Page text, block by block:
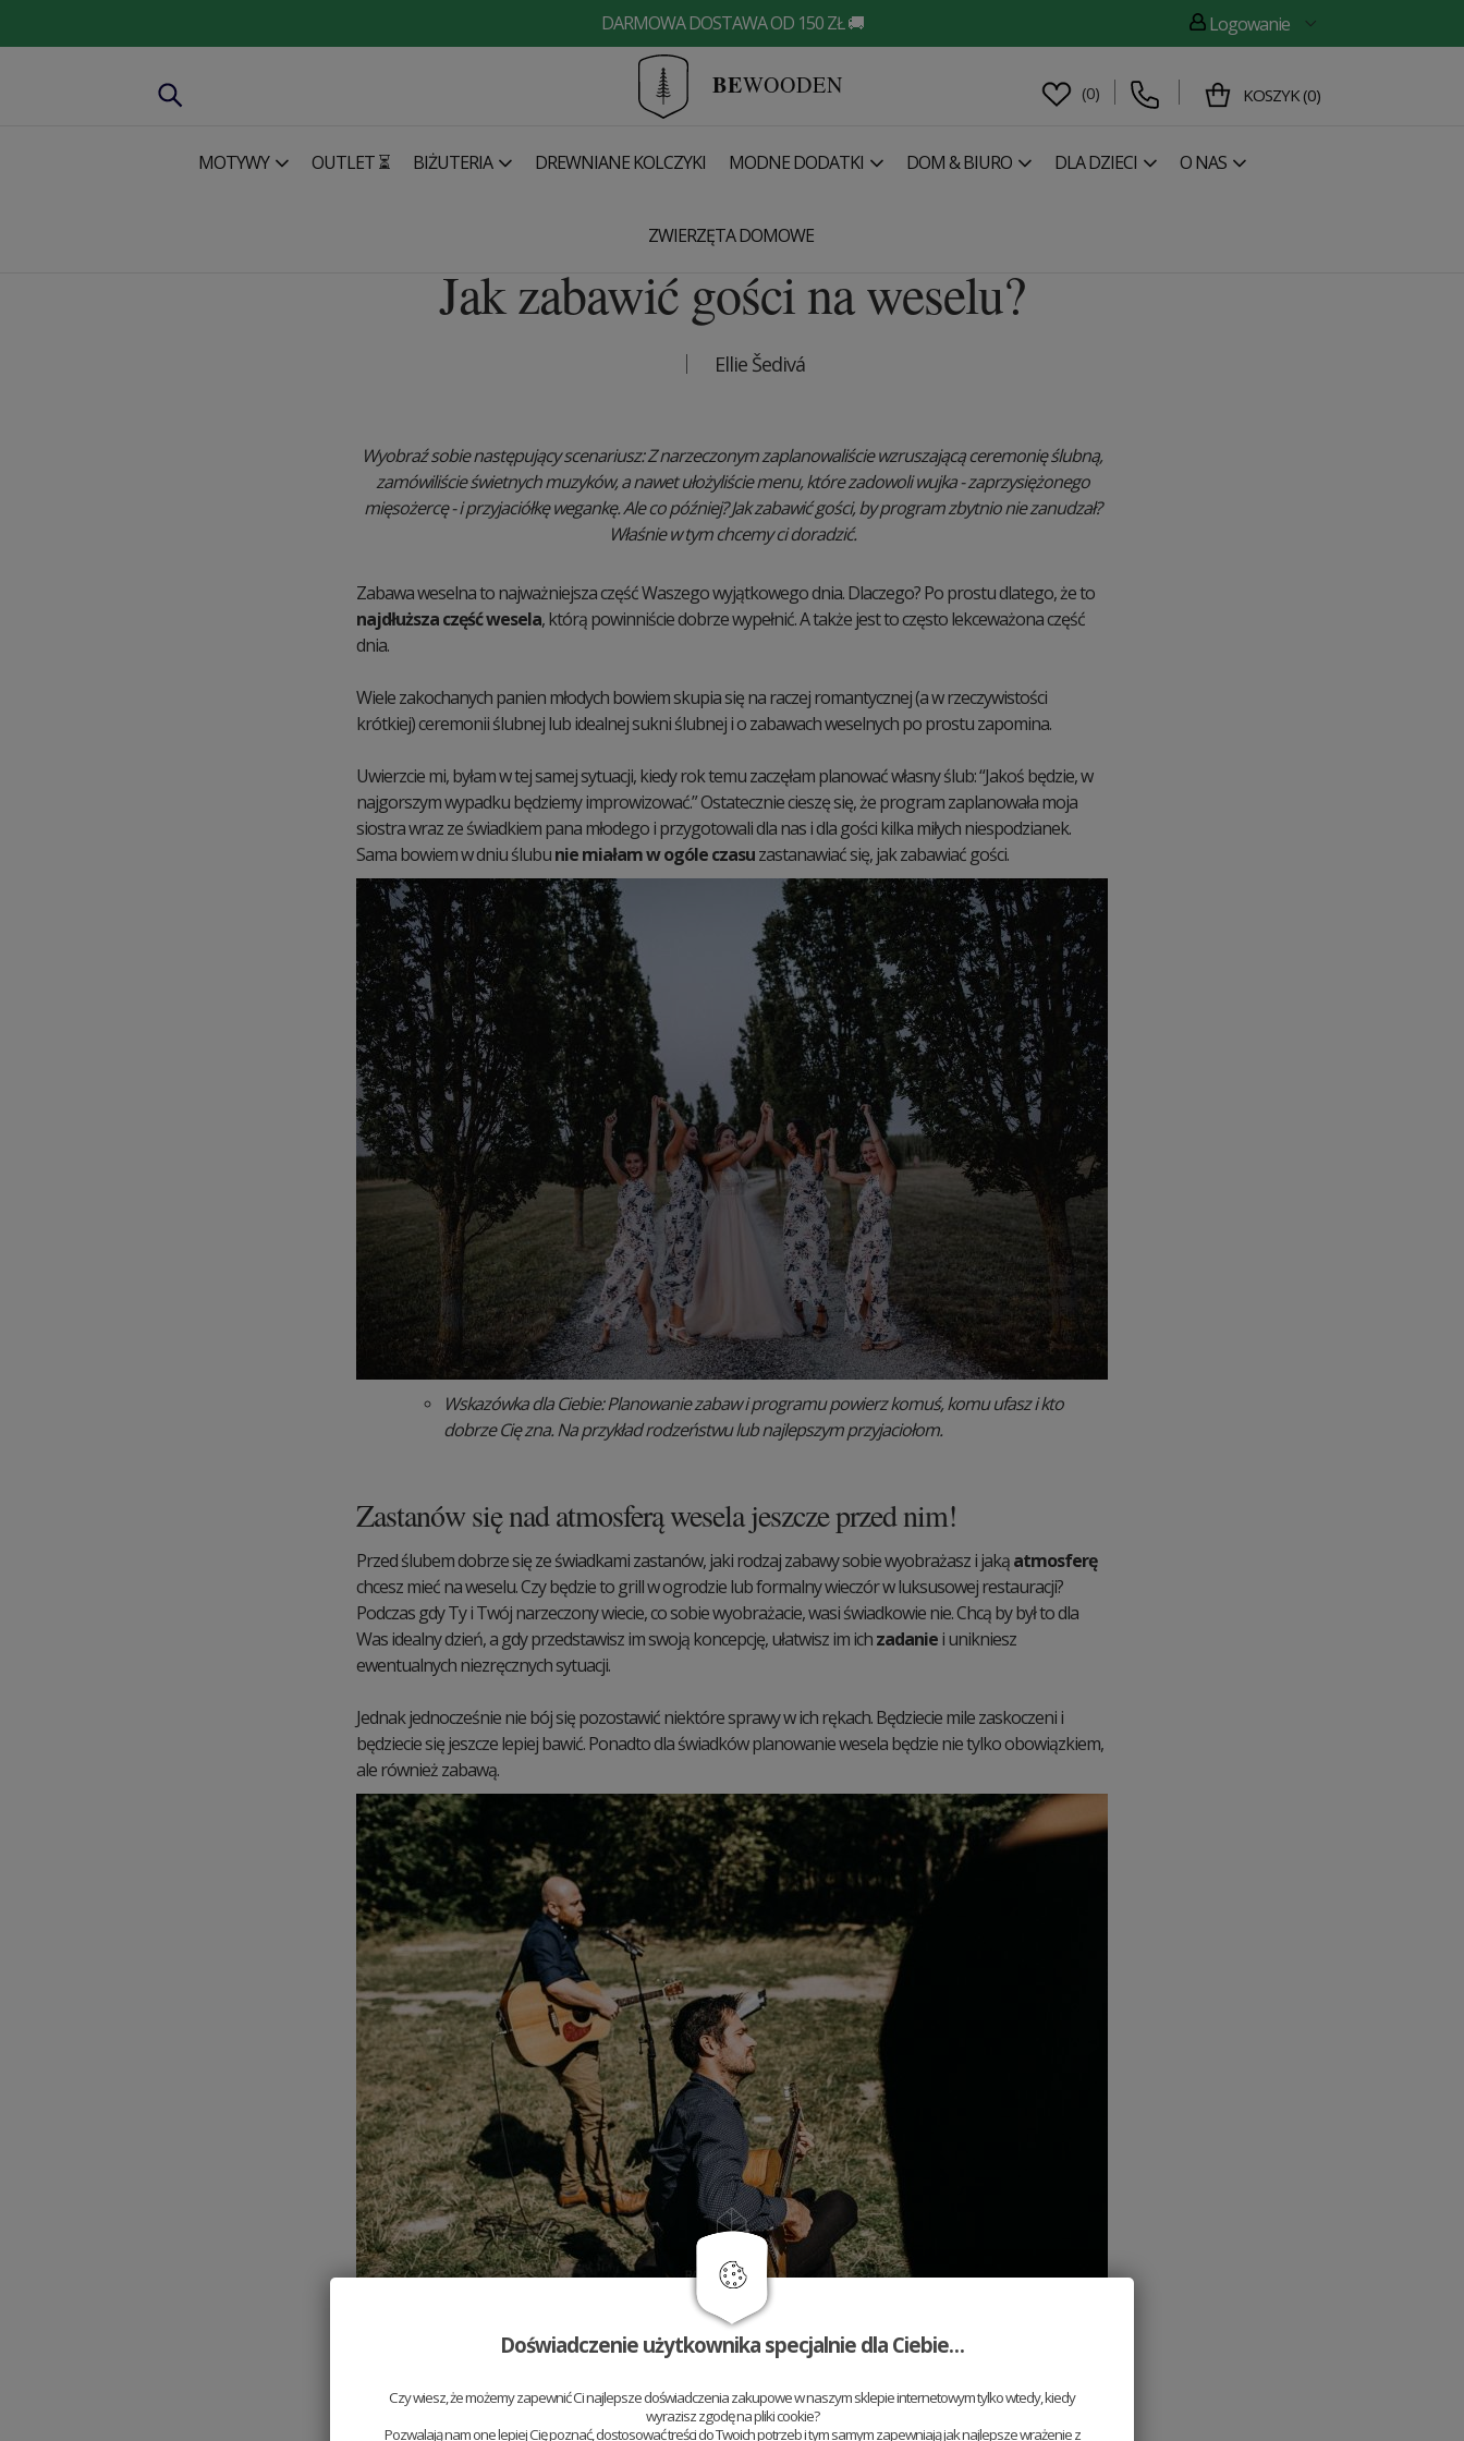
DARMOWA DOSTAWA OD 150 ZŁ 🚚 Logowanie
BEWOODEN (0) KOSZYK (0)
MOTYWY OUTLET ⏳ BIŻUTERIA DREWNIANE KOLCZYKI MODNE DODATKI DOM & BIURO DLA DZIECI O NAS
ZWIERZĘTA DOMOWE
Jak zabawić gości na weselu?
Ellie Šedivá
Wyobraź sobie następujący scenariusz: Z narzeczonym zaplanowaliście wzruszającą ceremonię ślubną,
zamówiliście świetnych muzyków, a nawet ułożyliście menu, które zadowoli wujka - zaprzysiężonego
mięsożercę - i przyjaciółkę wegankę. Ale co później? Jak zabawić gości, by program zbytnio nie zanudzał?
Właśnie w tym chcemy ci doradzić.
Zabawa weselna to najważniejsza część Waszego wyjątkowego dnia. Dlaczego? Po prostu dlatego, że to
najdłuższa część wesela, którą powinniście dobrze wypełnić. A także jest to często lekceważona część
dnia.
Wiele zakochanych panien młodych bowiem skupia się na raczej romantycznej (a w rzeczywistości
krótkiej) ceremonii ślubnej lub idealnej sukni ślubnej i o zabawach weselnych po prostu zapomina.
Uwierzcie mi, byłam w tej samej sytuacji, kiedy rok temu zaczęłam planować własny ślub: “Jakoś będzie, w
najgorszym wypadku będziemy improwizować.” Ostatecznie cieszę się, że program zaplanowała moja
siostra wraz ze świadkiem pana młodego i przygotowali dla nas i dla gości kilka miłych niespodzianek.
Sama bowiem w dniu ślubunie miałam w ogóle czasuzastanawiać się, jak zabawiać gości.
Wskazówka dla Ciebie: Planowanie zabaw i programu powierz komuś, komu ufasz i kto
dobrze Cię zna. Na przykład rodzeństwu lub najlepszym przyjaciołom.
Zastanów się nad atmosferą wesela jeszcze przed nim!
Przed ślubem dobrze się ze świadkami zastanów, jaki rodzaj zabawy sobie wyobrażasz i jakąatmosferę
chcesz mieć na weselu. Czy będzie to grill w ogrodzie lub formalny wieczór w luksusowej restauracji?
Podczas gdy Ty i Twój narzeczony wiecie, co sobie wyobrażacie, wasi świadkowie nie. Chcą by był to dla
Was idealny dzień, a gdy przedstawisz im swoją koncepcję, ułatwisz im ichzadaniei unikniesz
ewentualnych niezręcznych sytuacji.
Jednak jednocześnie nie bój się pozostawić niektóre sprawy w ich rękach. Będziecie mile zaskoczeni i
będziecie się jeszcze lepiej bawić. Ponadto dla świadków planowanie wesela będzie nie tylko obowiązkiem,
ale również zabawą.
Doświadczenie użytkownika specjalnie dla Ciebie…
Czy wiesz, że możemy zapewnić Ci najlepsze doświadczenia zakupowe w naszym sklepie internetowym tylko wtedy, kiedy
wyrazisz zgodę na pliki cookie?
Pozwalają nam one lepiej Cię poznać, dostosować treści do Twoich potrzeb i tym samym zapewniają jak najlepsze wrażenie z